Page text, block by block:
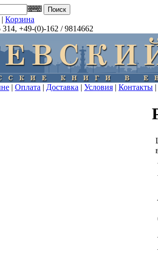
| Корзина
+49-(0)-162 / 9814662
| Оплата | Доставка | Условия | Контакты |